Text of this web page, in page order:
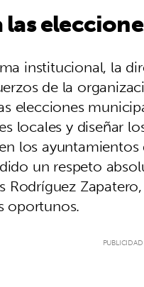
institucional, la
de la
elecciones
locales y diseñar
los
un respeto
Rodríguez
oportunos.